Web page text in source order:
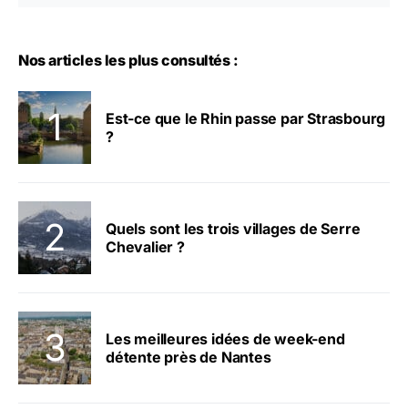
Nos articles les plus consultés :
Est-ce que le Rhin passe par Strasbourg
?
Quels sont les trois villages de Serre
Chevalier ?
Les meilleures idées de week-end
détente près de Nantes